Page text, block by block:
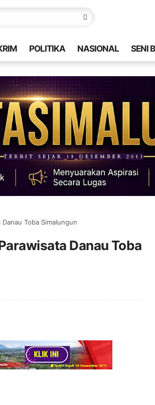
POLITIKA NASIONAL SENI
Toba Simalungun
Danau Toba